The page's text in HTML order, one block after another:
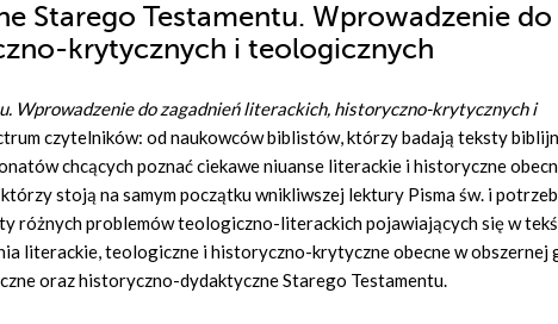
Starego Testamentu. Wprowadzenie do
krytycznych i teologicznych
Wprowadzenie do zagadnień literackich, historyczno-krytycznych i
czytelników: od naukowców biblistów, którzy badają teksty
chcących poznać ciekawe niuanse literackie i historyczne
stoją na samym początku wnikliwszej lektury Pisma św. i
różnych problemów teologiczno-literackich pojawiających się w
literackie, teologiczne i historyczno-krytyczne obecne w obszernej
oraz historyczno-dydaktyczne Starego Testamentu.